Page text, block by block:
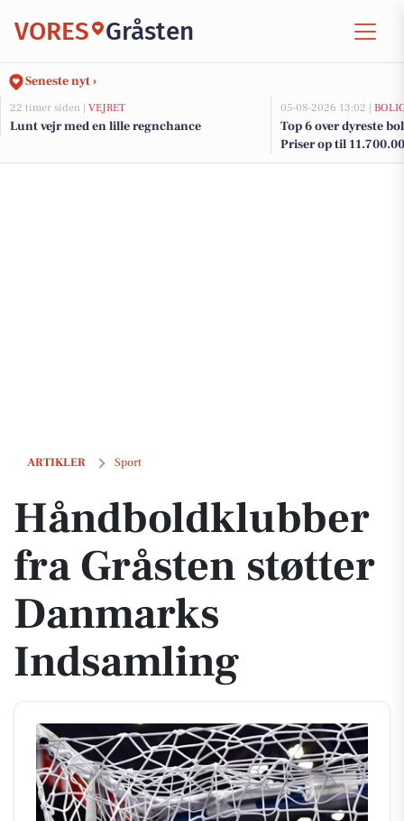
VORES Gråsten
Seneste nyt ›
22 timer siden | VEJRET
Lunt vejr med en lille regnchance
05-08-2026 13:02 |
Top 6 over dyreste
Priser op til
ARTIKLER Sport
Håndboldklubber fra Gråsten støtter Danmarks Indsamling
Håndboldklubber
fra Gråsten støtter
Danmarks
Indsamling